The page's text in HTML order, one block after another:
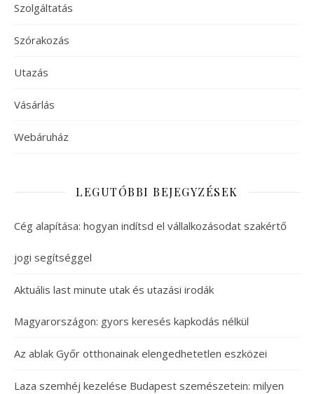
Szolgáltatás
Szórakozás
Utazás
Vásárlás
Webáruház
LEGUTÓBBI BEJEGYZÉSEK
Cég alapítása: hogyan indítsd el vállalkozásodat szakértő
jogi segítséggel
Aktuális last minute utak és utazási irodák
Magyarországon: gyors keresés kapkodás nélkül
Az ablak Győr otthonainak elengedhetetlen eszközei
Laza szemhéj kezelése Budapest szemészetein: milyen